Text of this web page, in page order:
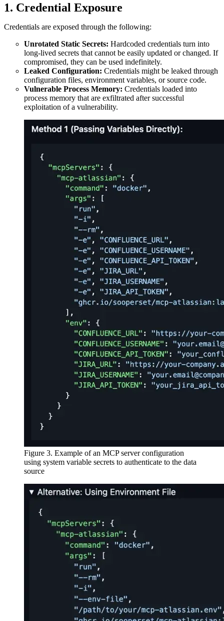
1. Credential Exposure
Credentials are exposed through the following:
Unrotated Static Secrets: Hardcoded credentials turn into
long-lived secrets that cannot be easily updated or changed. If
compromised, they can be used indefinitely.
Leaked Configuration: Credentials might be leaked through
configuration files, environment variables, or source code.
Vulnerable Process Memory: Credentials loaded into
process memory that are exfiltrated after successful
exploitation of a vulnerability.
Figure 3. Example of an MCP server configuration
using system variable secrets to authenticate to the data
source